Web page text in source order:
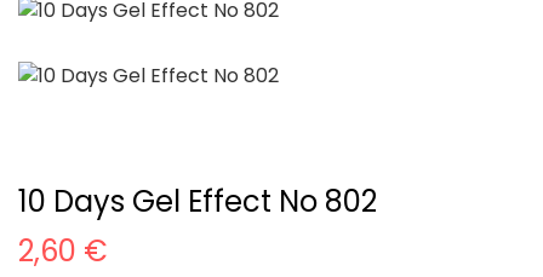
10 Days Gel Effect No 802
2,60 €